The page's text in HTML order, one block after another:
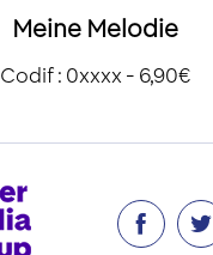
Meine Melodie
Codif : 0xxxx - 6,90€
 